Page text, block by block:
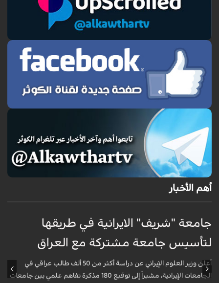
أهم الأخبار
جامعة "شريف" الايرانية في طريقها
لتأسيس جامعة مشتركة مع العراق
أعلن وزير العلوم الإيراني عن دراسة أكثر من 50 ألف طالب عراقي في
الجامعات الإيرانية، مشيراً إلى توقيع 180 مذكرة تفاهم علمي بين جامعات